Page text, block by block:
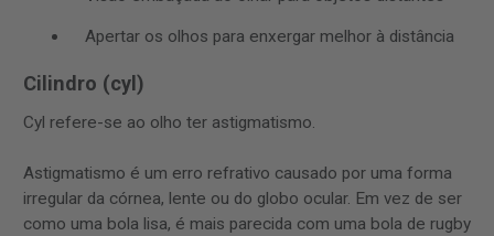
Apertar os olhos para enxergar melhor à distância
Cilindro (cyl)
Cyl refere-se ao olho ter astigmatismo.
Astigmatismo é um erro refrativo causado por uma forma
irregular da córnea, lente ou do globo ocular. Em vez de ser
como uma bola lisa, é mais parecida com uma bola de rugby